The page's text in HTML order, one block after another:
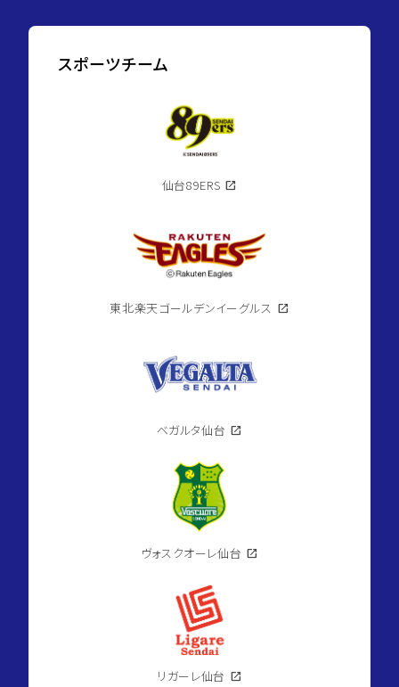
スポーツチーム
仙台89ERS open_in_new
東北楽天ゴールデンイーグルス open_in_new
ベガルタ仙台 open_in_new
ヴォスクオーレ仙台 open_in_new
リガーレ仙台 open_in_new